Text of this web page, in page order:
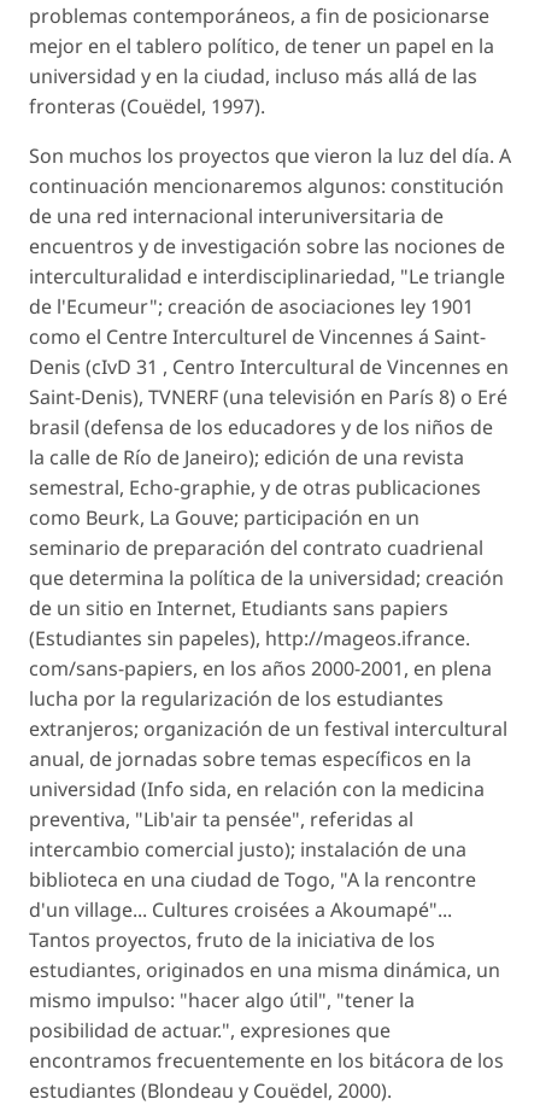
problemas contemporáneos, a fin de posicionarse
mejor en el tablero político, de tener un papel en la
universidad y en la ciudad, incluso más allá de las
fronteras (Couëdel, 1997).
Son muchos los proyectos que vieron la luz del día. A
continuación mencionaremos algunos: constitución
de una red internacional interuniversitaria de
encuentros y de investigación sobre las nociones de
interculturalidad e interdisciplinariedad, "Le triangle
de l'Ecumeur"; creación de asociaciones ley 1901
como el Centre Interculturel de Vincennes á Saint-
Denis (cIvD 31 , Centro Intercultural de Vincennes en
Saint-Denis), TVNERF (una televisión en París 8) o Eré
brasil (defensa de los educadores y de los niños de
la calle de Río de Janeiro); edición de una revista
semestral, Echo-graphie, y de otras publicaciones
como Beurk, La Gouve; participación en un
seminario de preparación del contrato cuadrienal
que determina la política de la universidad; creación
de un sitio en Internet, Etudiants sans papiers
(Estudiantes sin papeles), http://mageos.ifrance.
com/sans-papiers, en los años 2000-2001, en plena
lucha por la regularización de los estudiantes
extranjeros; organización de un festival intercultural
anual, de jornadas sobre temas específicos en la
universidad (Info sida, en relación con la medicina
preventiva, "Lib'air ta pensée", referidas al
intercambio comercial justo); instalación de una
biblioteca en una ciudad de Togo, "A la rencontre
d'un village... Cultures croisées a Akoumapé"...
Tantos proyectos, fruto de la iniciativa de los
estudiantes, originados en una misma dinámica, un
mismo impulso: "hacer algo útil", "tener la
posibilidad de actuar.", expresiones que
encontramos frecuentemente en los bitácora de los
estudiantes (Blondeau y Couëdel, 2000).